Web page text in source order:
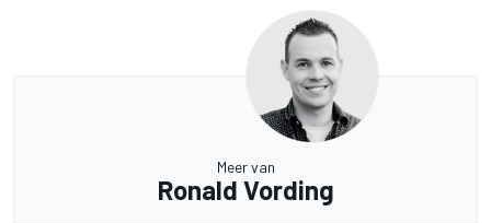
Meer van
Ronald Vording